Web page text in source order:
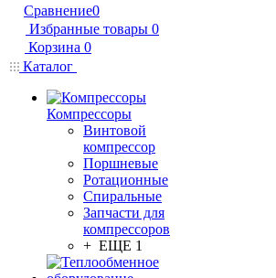
Сравнение0
Избранные товары 0
Корзина 0
Каталог
Компрессоры
Винтовой
компрессор
Поршневые
Ротационные
Спиральные
Запчасти для
компрессоров
+ ЕЩЕ 1